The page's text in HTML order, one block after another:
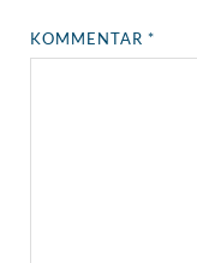
KOMMENTAR*